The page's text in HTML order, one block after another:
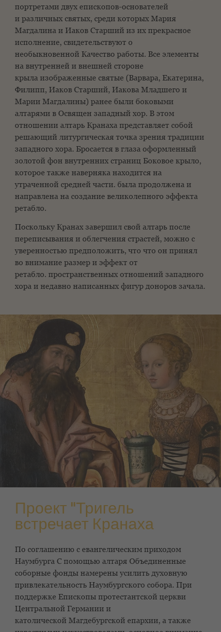
портретами двух епископов-основателей
и различных святых, среди которых Мария
Магдалина и Иаков Старший из их прекрасное
исполнение, свидетельствуют о
необыкновенной Качество работы. Все элементы
на внутренней и внешней стороне
крыла изображенные святые (Варвара, Екатерина,
Филипп, Иаков Старший, Иакова Младшего и
Марии Магдалины) ранее были боковыми
алтарями в Освящен западный хор. В этом
отношении алтарь Кранаха представляет собой
решающий литургическая точка зрения традиции
западного хора. Бросается в глаза оформленный
золотой фон внутренних страниц Боковое крыло,
которое также наверняка находится на
утраченной средней части. была продолжена и
направлена на создание великолепного эффекта
ретабло.
Поскольку Кранах завершил свой алтарь после
переписывания и облегчения страстей, можно с
уверенностью предположить, что что он принял
во внимание размер и эффект от
ретабло. пространственных отношений западного
хора и недавно написанных фигур доноров зачала.
Проект "Тригель
встречает Кранаха
По соглашению с евангелическим приходом
Наумбурга С помощью алтаря Объединенные
соборные фонды намерены усилить духовную
привлекательность Наумбургского собора. При
поддержке Епископы протестантской церкви
Центральной Германии и
католической Магдебургской епархии, а также